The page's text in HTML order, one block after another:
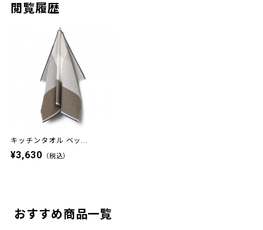
閲覧履歴
キッチンタオル ベッ...
¥3,630 （税込）
おすすめ商品一覧